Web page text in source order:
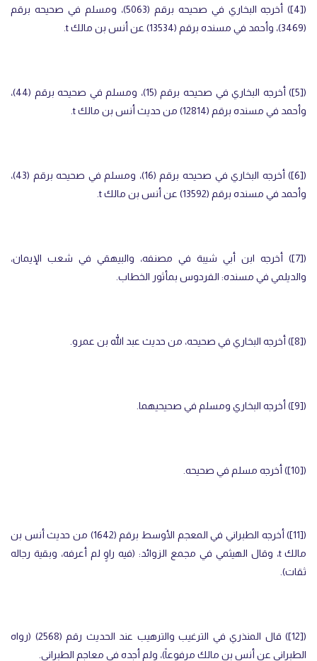
(
[4]
) أخرجه البخاري في صحيحه برقم (5063)، ومسلم في صحيحه برقم
(3469)، وأحمد في مسنده برقم (13534) عن أنس بن مالك
t
.
(
[5]
) أخرجه البخاري في صحيحه برقم (15)، ومسلم في صحيحه برقم (44)،
وأحمد في مسنده برقم (12814) من حديث أنس بن مالك
t
.
(
[6]
) أخرجه البخاري في صحيحه برقم (16)، ومسلم في صحيحه برقم (43)،
وأحمد في مسنده برقم (13592) عن أنس بن مالك
t
.
(
[7]) أخرجه ابن أبي شيبة في مصنفه، والبيهقي في شعب الإيمان،
والديلمي في مسنده: الفردوس بمأثور الخطاب.
(
[8]) أخرجه البخاري في صحيحه، من حديث عبد الله بن عمرو.
(
[9]) أخرجه البخاري ومسلم في صحيحيهما.
(
[10]) أخرجه مسلم في صحيحه.
(
[11]
) أخرجه الطبراني في المعجم الأوسط برقم (1642) من حديث أنس بن
مالكt، وقال الهيثمي في مجمع الزوائد: (فيه راوٍ لم أعرفه، وبقية رجاله
ثقات).
(
[12]
) قال المنذري في الترغيب والترهيب عند الحديث رقم (2568) (رواه
الطبراني عن أنس بن مالك مرفوعاً)، ولم أجده في معاجم الطبراني.